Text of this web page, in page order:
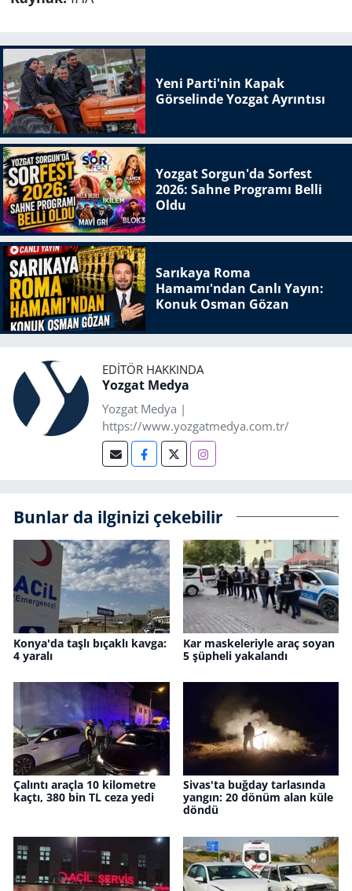
Yeni Parti'nin Kapak
Görselinde Yozgat Ayrıntısı
Yozgat Sorgun'da Sorfest
2026: Sahne Programı Belli
Oldu
Sarıkaya Roma
Hamamı'ndan Canlı Yayın:
Konuk Osman Gözan
EDITÖR HAKKINDA
Yozgat Medya
Yozgat Medya |
https://www.yozgatmedya.com.tr/
Bunlar da ilginizi çekebilir
Konya'da taşlı bıçaklı kavga:
4 yaralı
Kar maskeleriyle araç soyan
5 şüpheli yakalandı
Çalıntı araçla 10 kilometre
kaçtı, 380 bin TL ceza yedi
Sivas'ta buğday tarlasında
yangın: 20 dönüm alan küle
döndü